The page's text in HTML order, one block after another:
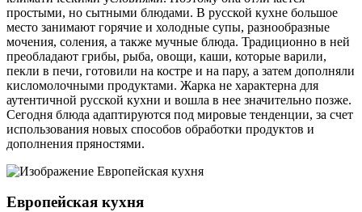
простыми, но сытными блюдами. В русской кухне большое
место занимают горячие и холодные супы, разнообразные
мочения, соления, а также мучные блюда. Традиционно в ней
преобладают грибы, рыба, овощи, каши, которые варили,
пекли в печи, готовили на костре и на пару, а затем дополняли
кисломолочными продуктами. Жарка не характерна для
аутентичной русской кухни и вошла в нее значительно позже.
Сегодня блюда адаптируются под мировые тенденции, за счет
использования новых способов обработки продуктов и
дополнения пряностями.
Европейская кухня